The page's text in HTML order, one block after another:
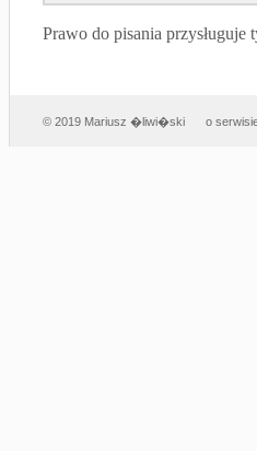
Prawo do pisania
© 2019 Mariusz �liwi�ski o